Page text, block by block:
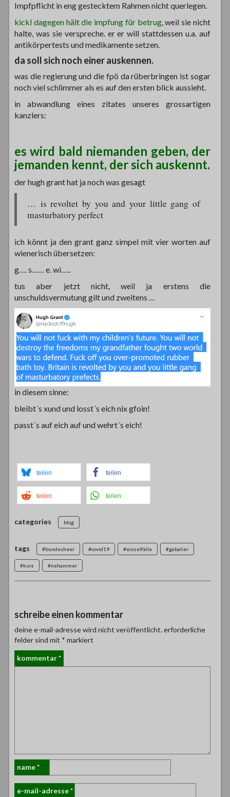
Impfpflicht in eng gestecktem Rahmen nicht querlegen.
kickl dagegen hält die impfung für betrug, weil sie nicht
halte, was sie verspreche. er er will stattdessen u.a. auf
antikörpertests und medikamente setzen.
da soll sich noch einer auskennen.
was die regierung und die fpö da rüberbringen ist sogar
noch viel schlimmer als es auf den ersten blick aussieht.
in abwandlung eines zitates unseres grossartigen
kanzlers:
es wird bald niemanden geben, der
jemanden kennt, der sich auskennt.
der hugh grant hat ja noch was gesagt
… is revoltet by you and your little gang of
masturbatory perfect
ich könnt ja den grant ganz simpel mit vier worten auf
wienerisch übersetzen:
g…. s…… e. wi…..
tus aber jetzt nicht, weil ja erstens die
unschuldsvermutung gilt und zweitens …
in diesem sinne:
bleibt´s xund und losst´s eich nix gfoin!
passt´s auf eich auf und wehrt´s eich!
teilen teilen
teilen teilen
categories blog
tags #bundesheer #covid19 #einzelfälle #gabalier
#kurz #nehammer
schreibe einen kommentar
deine e-mail-adresse wird nicht veröffentlicht.erforderliche
felder sind mit * markiert
kommentar*
name*
e-mail-adresse*